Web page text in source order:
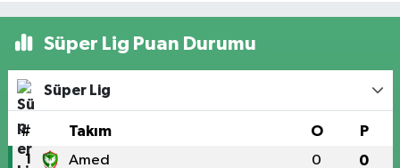
Süper Lig Puan Durumu
Süper Lig
# Takım O P
1 Amed 0 0